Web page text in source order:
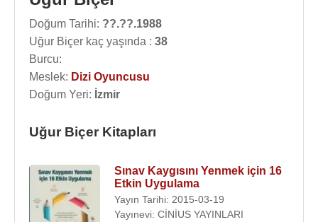
Doğum Tarihi: ??.??.1988
Uğur Biçer kaç yaşında : 38
Burcu:
Meslek: Dizi Oyuncusu
Doğum Yeri: İzmir
Uğur Biçer Kitapları
Sınav Kaygısını Yenmek için 16
Etkin Uygulama
Yayın Tarihi: 2015-03-19
Yayınevi: CİNİUS YAYINLARI